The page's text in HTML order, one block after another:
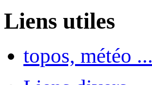
Liens utiles
topos, météo ...